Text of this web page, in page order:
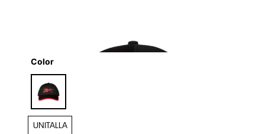
Color
selected
UNITALLA